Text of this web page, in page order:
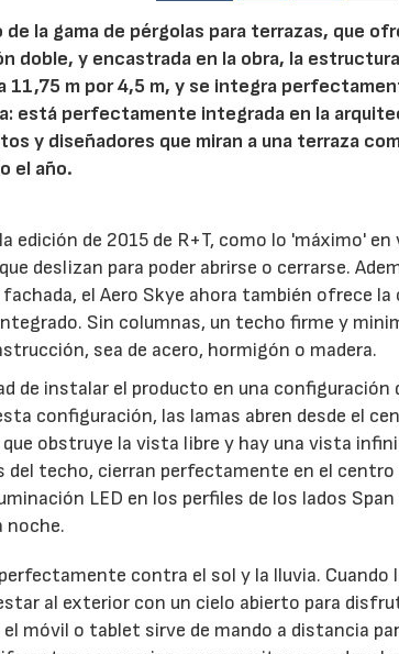
la gama de pérgolas para terrazas, que
doble, y encastrada en la obra, la
m por 4,5 m, y se integra
está perfectamente integrada en la
y diseñadores que miran a una terraza
el año.
edición de 2015 de R+T, como lo 'máximo'
deslizan para poder abrirse o cerrarse.
el Aero Skye ahora también ofrece la
Sin columnas, un techo firme y
sea de acero, hormigón o madera.
de instalar el producto en una configuración
configuración, las lamas abren desde el
obstruye la vista libre y hay una vista
techo, cierran perfectamente en el centro
LED en los perfiles de los lados
noche.
contra el sol y la lluvia. Cuando
al exterior con un cielo abierto para
móvil o tablet sirve de mando a distancia